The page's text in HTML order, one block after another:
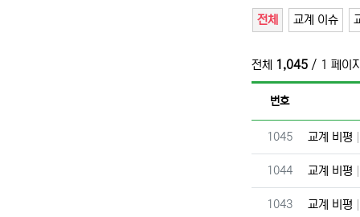
전체 교계 이슈
전체 1,045 / 1 페이
번호
번호
1045 교계 비평
번호
1044 교계 비평
번호
1043 교계 비평